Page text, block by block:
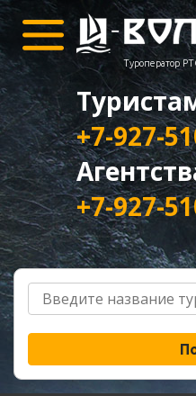
Туроператор
+7-927-
+7-927-